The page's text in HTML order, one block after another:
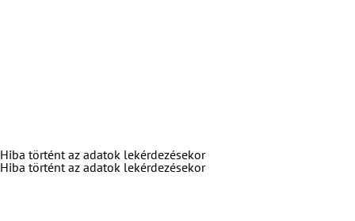
Hiba történt az adatok lekérdezésekor
Hiba történt az adatok lekérdezésekor